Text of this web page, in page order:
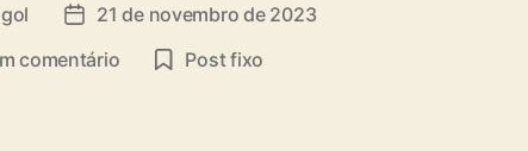
21 de novembro de 2023
comentário
Post fixo